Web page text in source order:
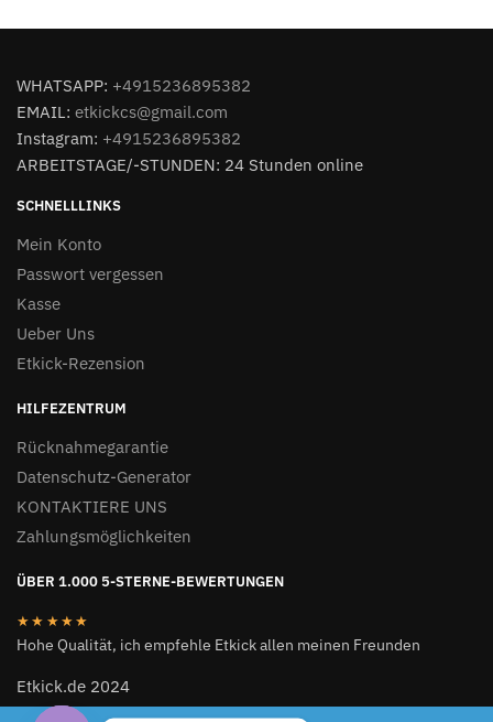
WHATSAPP: +4915236895382
EMAIL: etkickcs@gmail.com
Instagram: +4915236895382
ARBEITSTAGE/-STUNDEN: 24 Stunden online
SCHNELLLINKS
Mein Konto
Passwort vergessen
Kasse
Ueber Uns
Etkick-Rezension
HILFEZENTRUM
Rücknahmegarantie
Datenschutz-Generator
KONTAKTIERE UNS
Zahlungsmöglichkeiten
ÜBER 1.000 5-STERNE-BEWERTUNGEN
★★★★★
Hohe Qualität, ich empfehle Etkick allen meinen Freunden
Etkick.de 2024